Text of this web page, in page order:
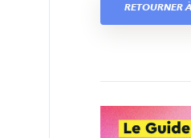
RETOURNER